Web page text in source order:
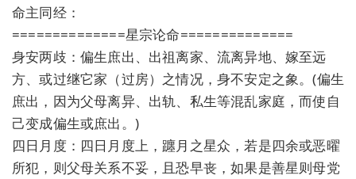
命主同经：
==============星宗论命==============
身安两歧：偏生庶出、出祖离家、流离异地、嫁至远
方、或过继它家（过房）之情况，身不安定之象。(偏生
庶出，因为父母离异、出轨、私生等混乱家庭，而使自
己变成偏生或庶出。)
四日月度：四日月度上，躔月之星众，若是四余或恶曜
所犯，则父母关系不妥，且恐早丧，如果是善星则母党